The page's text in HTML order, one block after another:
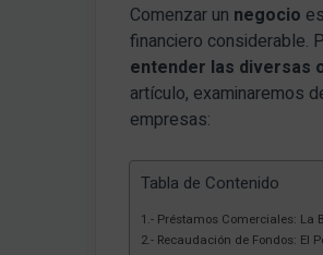
Comenzar un negocio
financiero considerable.
entender las diversas
artículo, examinaremos
empresas:
Tabla de Contenido
1.- Préstamos Comerciales: La
2.- Recaudación de Fondos: El